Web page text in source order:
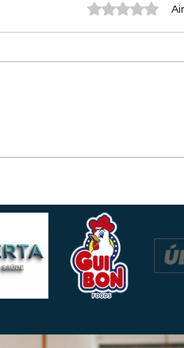
Avaliado com